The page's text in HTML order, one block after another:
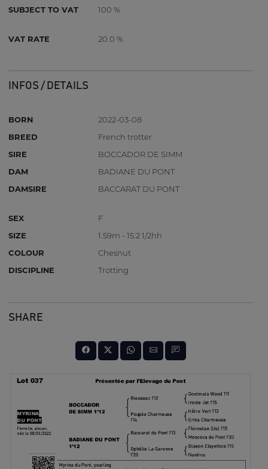
SUBJECT TO VAT 100 %
VAT RATE 20.0 %
INFOS / DETAILS
BORN
2022-03-08
BREED
French trotter
SIRE
BOCCADOR DE SIMM
DAM
BADIANE DU PONT
DAMSIRE
BACCARAT DU PONT
SEX
F
SIZE
1.59m - 15:2 1/2hh
COLOUR
Chesnut
DISCIPLINE
Trotting
SHARE